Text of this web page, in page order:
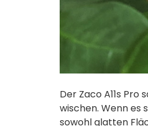
Der Zaco A11s
wischen. Wenn es
sowohl glatten